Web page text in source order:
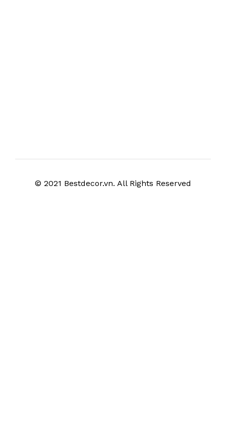
© 2021 Bestdecor.vn. All Rights Reserved